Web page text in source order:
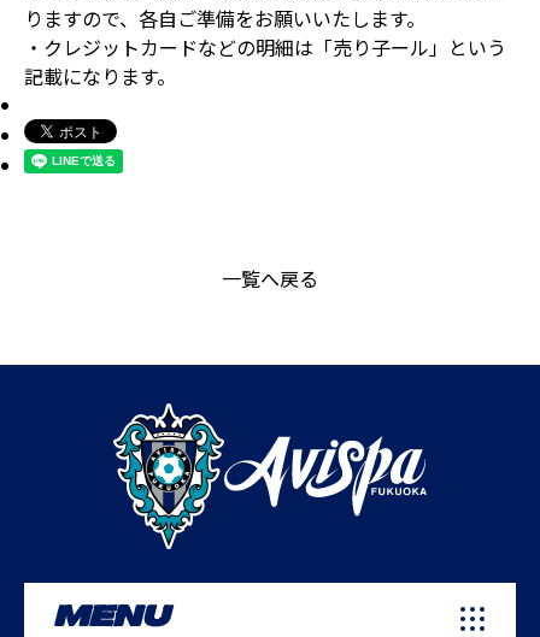
りますので、各自ご準備をお願いいたします。
・クレジットカードなどの明細は「売り子ール」という
記載になります。
一覧へ戻る
MENU